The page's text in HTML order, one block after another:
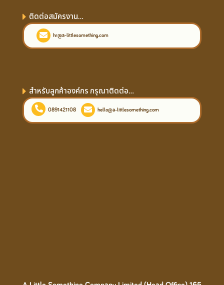
ติดต่อสมัครงาน...
hr@a-littlesomething.com
สำหรับลูกค้าองค์กร กรุณาติดต่อ...
0891421108 hello@a-littlesomething.com